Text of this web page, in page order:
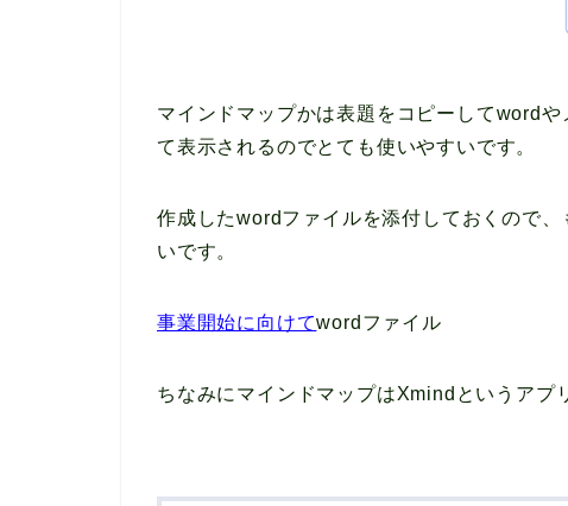
マインドマップかは表題をコピーしてword
て表示されるのでとても使いやすいです。
作成したwordファイルを添付しておくので
いです。
事業開始に向けてwordファイル
ちなみにマインドマップはXmind というアプ